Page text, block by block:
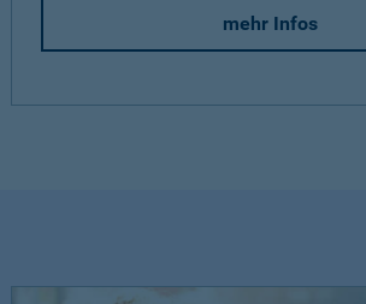
mehr Infos